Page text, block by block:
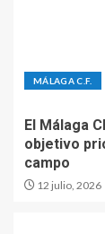
MÁLAGA C.F.
El Málaga
objetivo
campo
12 julio, 2026